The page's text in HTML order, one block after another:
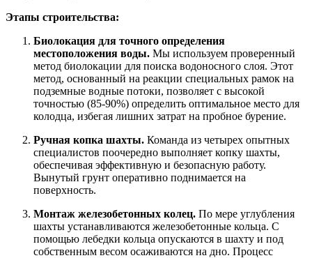
Этапы строительства:
Биолокация для точного определения
местоположения воды. Мы используем проверенный
метод биолокации для поиска водоносного слоя. Этот
метод, основанный на реакции специальных рамок на
подземные водные потоки, позволяет с высокой
точностью (85-90%) определить оптимальное место для
колодца, избегая лишних затрат на пробное бурение.
Ручная копка шахты. Команда из четырех опытных
специалистов поочередно выполняет копку шахты,
обеспечивая эффективную и безопасную работу.
Вынутый грунт оперативно поднимается на
поверхность.
Монтаж железобетонных колец. По мере углубления
шахты устанавливаются железобетонные кольца. С
помощью лебедки кольца опускаются в шахту и под
собственным весом осаживаются на дно. Процесс